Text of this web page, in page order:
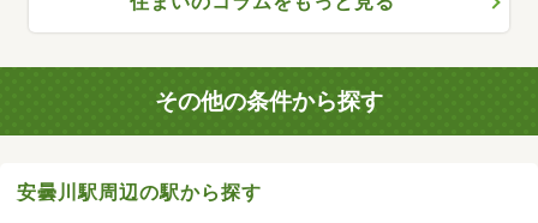
その他の条件から探す
安曇川駅周辺の駅から探す